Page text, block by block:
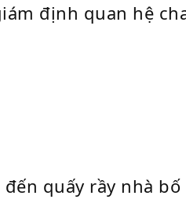
định quan hệ
quấy rầy nhà bố